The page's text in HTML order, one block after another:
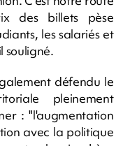
des billets pèse
les salariés et
souligné.
défendu le
pleinement
: "l'augmentation
avec la politique